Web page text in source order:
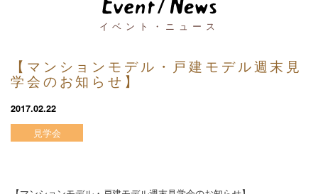
イベント・ニュース
【マンションモデル・戸建モデル週末見
学会のお知らせ】
2017.02.22
見学会